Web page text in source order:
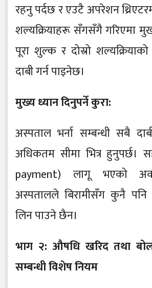
रहनु पर्दछ र एउटै अपरेशन
शल्यक्रियाहरू सँगसँगै गरिएमा
पूरा शुल्क र दोस्रो
दाबी गर्न पाइनेछ।
मुख्य ध्यान दिनुपर्ने कुरा:
अस्पताल भर्ना सम्बन्धी सबै
अधिकतम सीमा भित्र हुनुपर्छ।
payment) लागू भएको
अस्पतालले बिरामीसँग कुनै पनि
लिन पाउने छैन।
भाग २: औषधि खरिद तथा
सम्बन्धी विशेष नियम